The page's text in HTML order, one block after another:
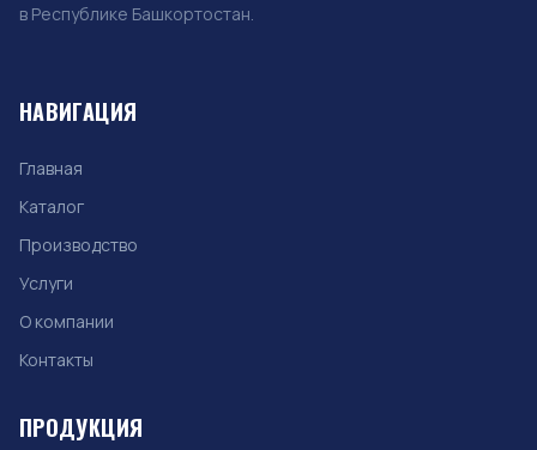
в Республике Башкортостан.
НАВИГАЦИЯ
Главная
Каталог
Производство
Услуги
О компании
Контакты
ПРОДУКЦИЯ